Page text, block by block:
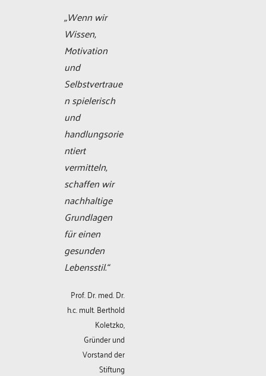
„Wenn wir
Wissen,
Motivation
und
Selbstvertraue
n spielerisch
und
handlungsorie
ntiert
vermitteln,
schaffen wir
nachhaltige
Grundlagen
für einen
gesunden
Lebensstil.“
Prof. Dr. med. Dr.
h.c. mult. Berthold
Koletzko,
Gründer und
Vorstand der
Stiftung